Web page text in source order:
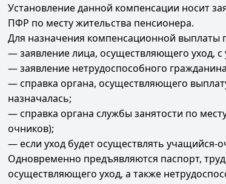
Установление данной компенсации носит
ПФР по месту жительства пенсионера.
Для назначения компенсационной выплаты
— заявление лица, осуществляющего уход, с
— заявление нетрудоспособного
— справка органа, осуществляющего
назначалась;
— справка органа службы занятости по
очников);
— если уход будет осуществлять учащийся-
Одновременно предъявляются паспорт,
осуществляющего уход, а также